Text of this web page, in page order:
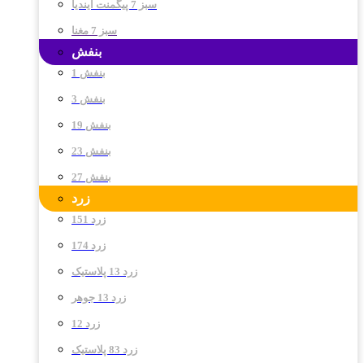
سبز 7 پیگمنت ایندیا
سبز 7 مغنا
بنفش
بنفش 1
بنفش 3
بنفش 19
بنفش 23
بنفش 27
زرد
زرد 151
زرد 174
زرد 13 پلاستیک
زرد 13 جوهر
زرد 12
زرد 83 پلاستیک